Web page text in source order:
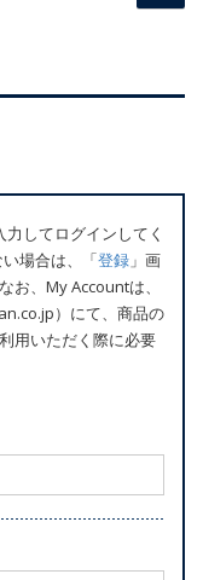
してログインしてく
場合は、「登録 」画
お、My Accountは、
）にて、商品の
用いただく際に必要